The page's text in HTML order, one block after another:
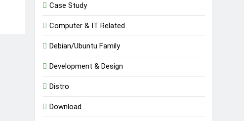
Case Study
Computer & IT Related
Debian/Ubuntu Family
Development & Design
Distro
Download